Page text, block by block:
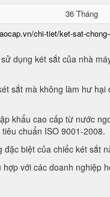
36 Tháng
chi-tiet/ket-sat-
dụng két sắt của nhà
sắt mà không làm hư
khẩu cao cấp từ nước
chuẩn ISO 9001-2008.
biệt của chiếc két sắt
với các doanh nghiệp